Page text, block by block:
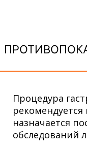
Процедура
рекомендуется
назначается
обследований